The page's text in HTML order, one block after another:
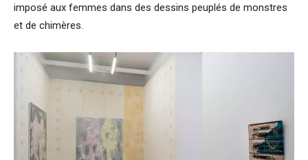
imposé aux femmes dans des dessins peuplés de monstres
et de chimères.